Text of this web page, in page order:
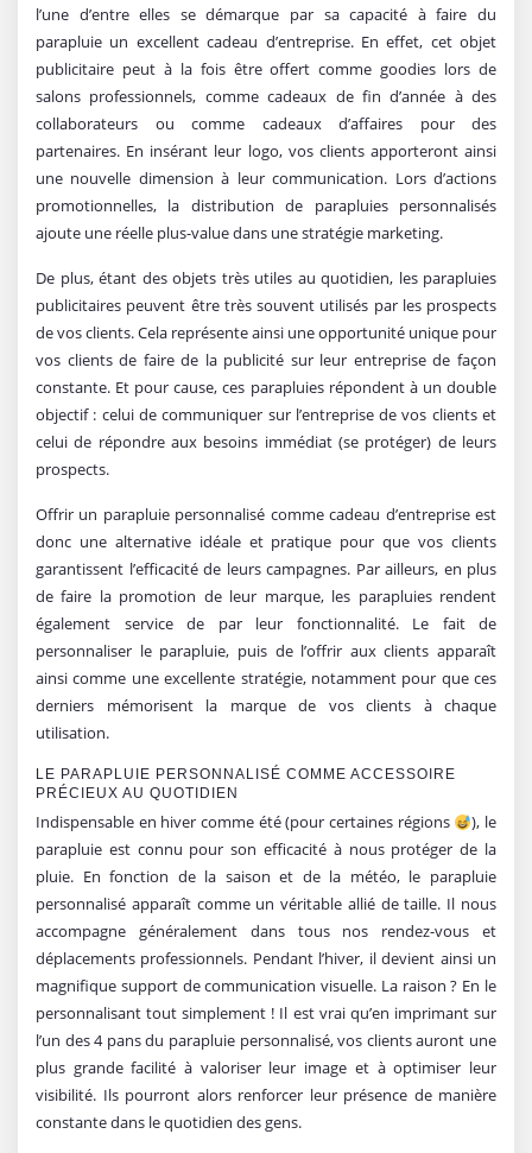
l’une d’entre elles se démarque par sa capacité à faire du
parapluie un excellent cadeau d’entreprise. En effet, cet objet
publicitaire peut à la fois être offert comme goodies lors de
salons professionnels, comme cadeaux de fin d’année à des
collaborateurs ou comme cadeaux d’affaires pour des
partenaires. En insérant leur logo, vos clients apporteront ainsi
une nouvelle dimension à leur communication. Lors d’actions
promotionnelles, la distribution de parapluies personnalisés
ajoute une réelle plus-value dans une stratégie marketing.
De plus, étant des objets très utiles au quotidien, les parapluies
publicitaires peuvent être très souvent utilisés par les prospects
de vos clients. Cela représente ainsi une opportunité unique pour
vos clients de faire de la publicité sur leur entreprise de façon
constante. Et pour cause, ces parapluies répondent à un double
objectif : celui de communiquer sur l’entreprise de vos clients et
celui de répondre aux besoins immédiat (se protéger) de leurs
prospects.
Offrir un parapluie personnalisé comme cadeau d’entreprise est
donc une alternative idéale et pratique pour que vos clients
garantissent l’efficacité de leurs campagnes. Par ailleurs, en plus
de faire la promotion de leur marque, les parapluies rendent
également service de par leur fonctionnalité. Le fait de
personnaliser le parapluie, puis de l’offrir aux clients apparaît
ainsi comme une excellente stratégie, notamment pour que ces
derniers mémorisent la marque de vos clients à chaque
utilisation.
LE PARAPLUIE PERSONNALISÉ COMME ACCESSOIRE
PRÉCIEUX AU QUOTIDIEN
Indispensable en hiver comme été (pour certaines régions
), le
parapluie est connu pour son efficacité à nous protéger de la
pluie. En fonction de la saison et de la météo, le parapluie
personnalisé apparaît comme un véritable allié de taille. Il nous
accompagne généralement dans tous nos rendez-vous et
déplacements professionnels. Pendant l’hiver, il devient ainsi un
magnifique support de communication visuelle. La raison ? En le
personnalisant tout simplement ! Il est vrai qu’en imprimant sur
l’un des 4 pans du parapluie personnalisé, vos clients auront une
plus grande facilité à valoriser leur image et à optimiser leur
visibilité. Ils pourront alors renforcer leur présence de manière
constante dans le quotidien des gens.